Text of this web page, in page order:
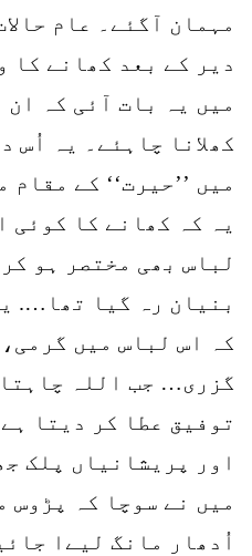
مہمان آگئے۔ عام
دیر کے بعد کھانے کا
میں یہ بات آئی کہ ان
کھلانا چاہئے۔ یہ اُس
میں ’’حیرت‘‘ کے
یہ کہ کھانے کا کوئی
لباس بھی مختصر ہو
بنیان رہ گیا تھا….
کہ اس لباس میں
گزری… جب اللہ
توفیق عطا کر دیتا
اور پریشانیاں پلک
میں نے سوچا کہ پڑوس
اُدھار مانگ لیےا